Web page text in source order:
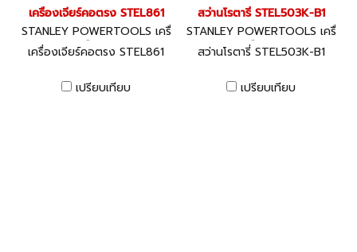
เครื่องเจียร์คอตรง STEL861
STANLEY POWERTOOLS เครื่
องมือไฟฟ้า
เครื่องเจียร์คอตรง STEL861
เปรียบเทียบ
สว่านโรตารี่ STEL503K-B1
STANLEY POWERTOOLS เครื่
องมือไฟฟ้า
สว่านโรตารี่ STEL503K-B1
เปรียบเทียบ